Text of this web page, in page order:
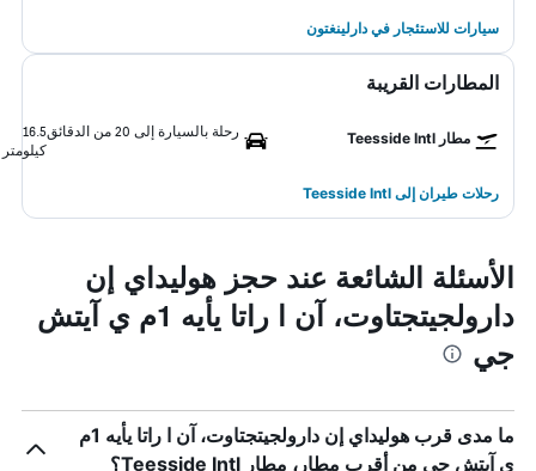
سيارات للاستئجار في دارلينغتون
المطارات القريبة
مطار Teesside Intl رحلة بالسيارة إلى 20 من الدقائق
16.5
كيلومتر
رحلات طيران إلى Teesside Intl
الأسئلة الشائعة عند حجز هوليداي إن
دارولجيتجتاوت، آن ا راتا يأيه 1م ي آيتش
جي
ما مدى قرب هوليداي إن دارولجيتجتاوت، آن ا راتا يأيه 1م
ي آيتش جي من أقرب مطار، مطار Teesside Intl؟